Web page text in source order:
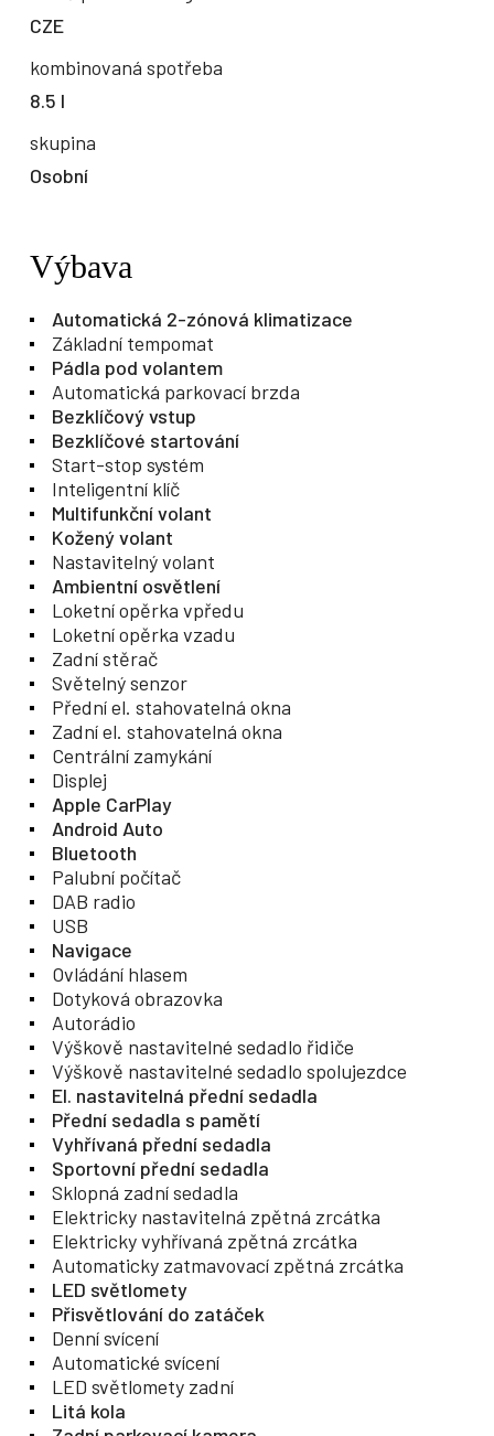
CZE
kombinovaná spotřeba
8.5 l
skupina
Osobní
Výbava
Automatická 2-zónová klimatizace
Základní tempomat
Pádla pod volantem
Automatická parkovací brzda
Bezklíčový vstup
Bezklíčové startování
Start-stop systém
Inteligentní klíč
Multifunkční volant
Kožený volant
Nastavitelný volant
Ambientní osvětlení
Loketní opěrka vpředu
Loketní opěrka vzadu
Zadní stěrač
Světelný senzor
Přední el. stahovatelná okna
Zadní el. stahovatelná okna
Centrální zamykání
Displej
Apple CarPlay
Android Auto
Bluetooth
Palubní počítač
DAB radio
USB
Navigace
Ovládání hlasem
Dotyková obrazovka
Autorádio
Výškově nastavitelné sedadlo řidiče
Výškově nastavitelné sedadlo spolujezdce
El. nastavitelná přední sedadla
Přední sedadla s pamětí
Vyhřívaná přední sedadla
Sportovní přední sedadla
Sklopná zadní sedadla
Elektricky nastavitelná zpětná zrcátka
Elektricky vyhřívaná zpětná zrcátka
Automaticky zatmavovací zpětná zrcátka
LED světlomety
Přisvětlování do zatáček
Denní svícení
Automatické svícení
LED světlomety zadní
Litá kola